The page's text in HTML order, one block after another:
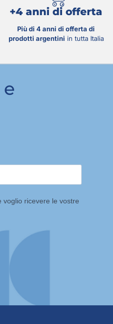
+4 anni di offerta
Più di 4 anni di offerta di
prodotti argentini in tutta Italia
voglio ricevere le vostre